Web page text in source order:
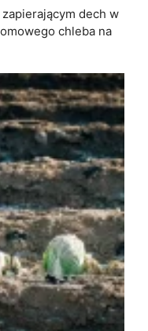
dech w
chleba na